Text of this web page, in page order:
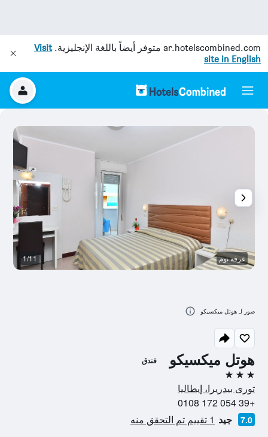
ar.hotelscombined.com متوفر أيضاً باللغة الإنجليزية.Visit
site in English
هوتل ميكسيكو فندق
3 نجوم
تورى بيدريرا، إيطاليا
+39 054 172 0108
7.0 جيد 1 تقييم تم التحقق منه
غرفة نوم 1/11
صور لـ هوتل ميكسيكو